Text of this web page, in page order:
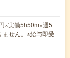
×実働5h50m×週5
せん。※給与即受